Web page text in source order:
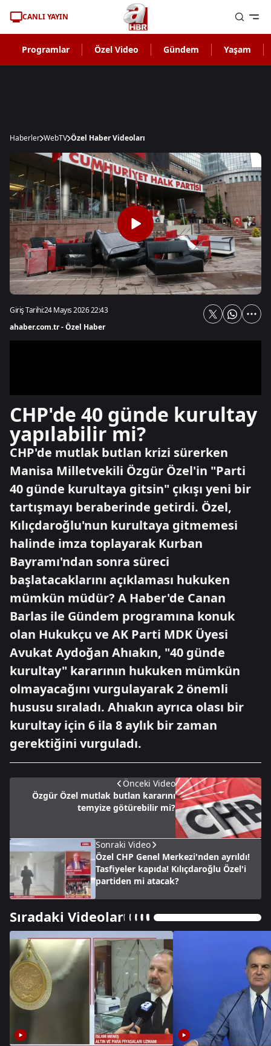
CANLI YAYIN
Programlar Özel Video Gündem Yaşam
Haberler WebTV Özel Haber Videoları
Giriş Tarihi:24 Mayıs 2026 22:43
ahaber.com.tr - Özel Haber
CHP'de 40 günde kurultay
yapılabilir mi?
CHP'de mutlak butlan krizi sürerken
Manisa Milletvekili Özgür Özel'in "Parti
40 günde kurultaya gitsin" çıkışı yeni bir
tartışmayı beraberinde getirdi. Özel,
Kılıçdaroğlu'nun kurultaya gitmemesi
halinde imza toplayarak Kurban
Bayramı'ndan sonra süreci
başlatacaklarını açıklaması hukuken
mümkün müdür? A Haber'de Canan
Barlas ile Gündem programına konuk
olan Hukukçu ve AK Parti MDK Üyesi
Avukat Aydoğan Ahıakın, "40 günde
kurultay" kararının hukuken mümkün
olmayacağını vurgulayarak 2 önemli
hususu sıraladı. Ahıakın ayrıca olası bir
kurultay için 6 ila 8 aylık bir zaman
gerektiğini vurguladı.
Önceki Video
Özgür Özel mutlak butlan kararını
temyize götürebilir mi?
Sonraki Video
Özel CHP Genel Merkezi'nden ayrıldı!
Tasfiyeler kapıda! Kılıçdaroğlu Özel'i
partiden mi atacak?
Sıradaki Videolar